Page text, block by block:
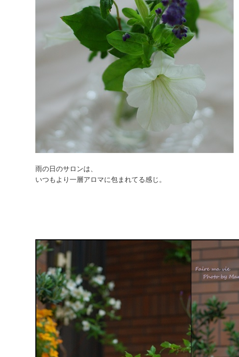
雨の日のサロンは、
いつもより一層アロマに包まれてる感じ。